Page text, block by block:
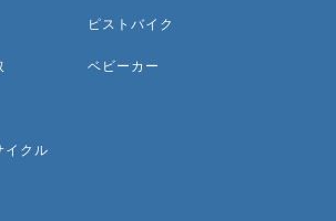
イクル
ピストバイク
ベビーカー